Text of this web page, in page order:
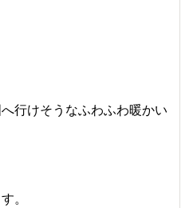
行けそうなふわふわ暖かい
。